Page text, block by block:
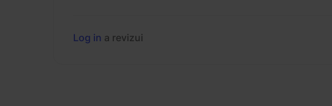
Log in a revizui